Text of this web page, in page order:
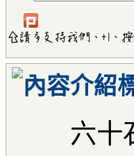
六十石